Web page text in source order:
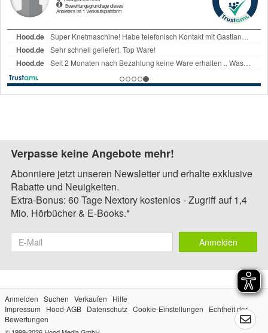
Verpasse keine Angebote mehr!
Abonniere jetzt unseren Newsletter und erhalte exklusive
Rabatte und Neuigkeiten.
Extra-Bonus: 60 Tage Nextory kostenlos - Zugriff auf 1,4
Mio. Hörbücher & E-Books.*
Anmelden
Anmelden Suchen Verkaufen
Hilfe
Impressum
Hood-AGB Datenschutz Cookie-Einstellungen
Echtheit der
Bewertungen